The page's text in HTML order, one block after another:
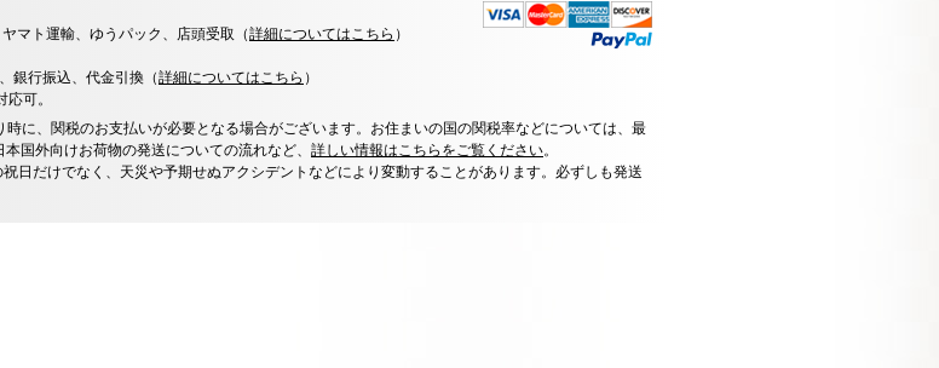
マト運輸、ゆうパック、店頭受取（詳細についてはこちら ）
銀行振込、代金引換（詳細についてはこちら ）
可。
に、関税のお支払いが必要となる場合がございます。お住まいの国の関税率などについては、最
国外向けお荷物の発送についての流れなど、 詳しい情報はこちらをご覧ください。
日だけでなく、天災や予期せぬアクシデントなどにより変動することがあります。必ずしも発送